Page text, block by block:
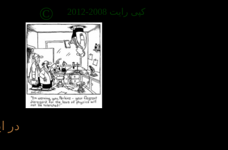
© کپی رایت 2008-2012
در